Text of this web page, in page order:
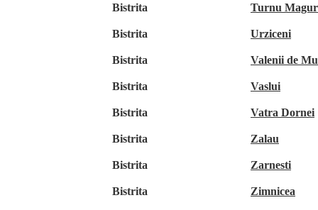
Bistrita Turnu
Bistrita Urziceni
Bistrita Valenii de
Bistrita Vaslui
Bistrita Vatra Dornei
Bistrita Zalau
Bistrita Zarnesti
Bistrita Zimnicea